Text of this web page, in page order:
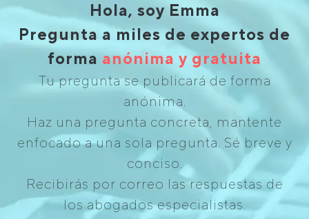
Hola, soy Emma
Pregunta a miles de expertos de
forma anónima y gratuita
Tu pregunta se publicará de forma
anónima.
Haz una pregunta concreta, mantente
enfocado a una sola pregunta. Sé breve y
conciso.
Recibirás por correo las respuestas de
los abogados especialistas.